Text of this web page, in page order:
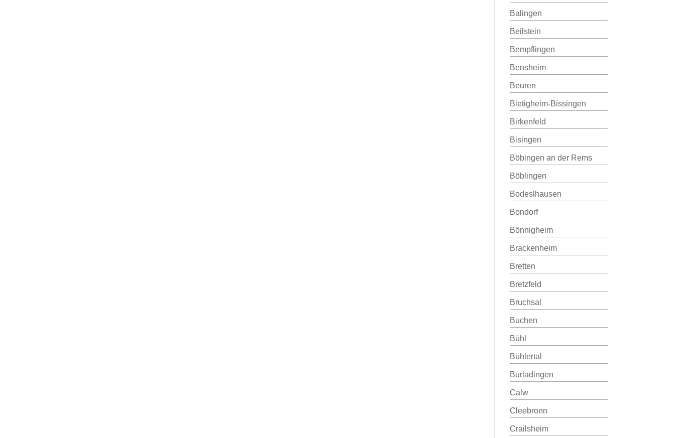
Balingen
Beilstein
Bempflingen
Bensheim
Beuren
Bietigheim-Bissingen
Birkenfeld
Bisingen
Böbingen an der Rems
Böblingen
Bodeslhausen
Bondorf
Bönnigheim
Brackenheim
Bretten
Bretzfeld
Bruchsal
Buchen
Bühl
Bühlertal
Burladingen
Calw
Cleebronn
Crailsheim